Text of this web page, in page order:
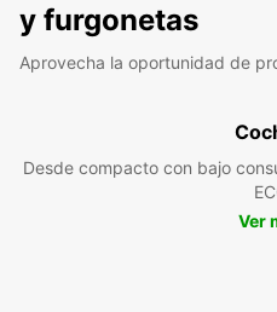
y furgonetas
Aprovecha la oportunidad de
Desde compacto con bajo
Ver